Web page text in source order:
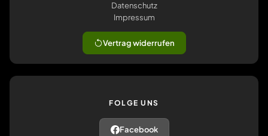
Datenschutz
Impressum
Vertrag widerrufen
FOLGE UNS
Facebook